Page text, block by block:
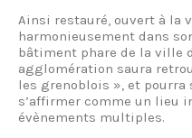
Ainsi restauré, ouvert à la
harmonieusement dans
bâtiment phare de la ville
agglomération saura
les grenoblois », et
s’affirmer comme un lieu
évènements multiples.